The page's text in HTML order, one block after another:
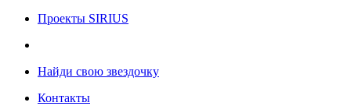
Проекты SIRIUS
Найди свою звездочку
Контакты